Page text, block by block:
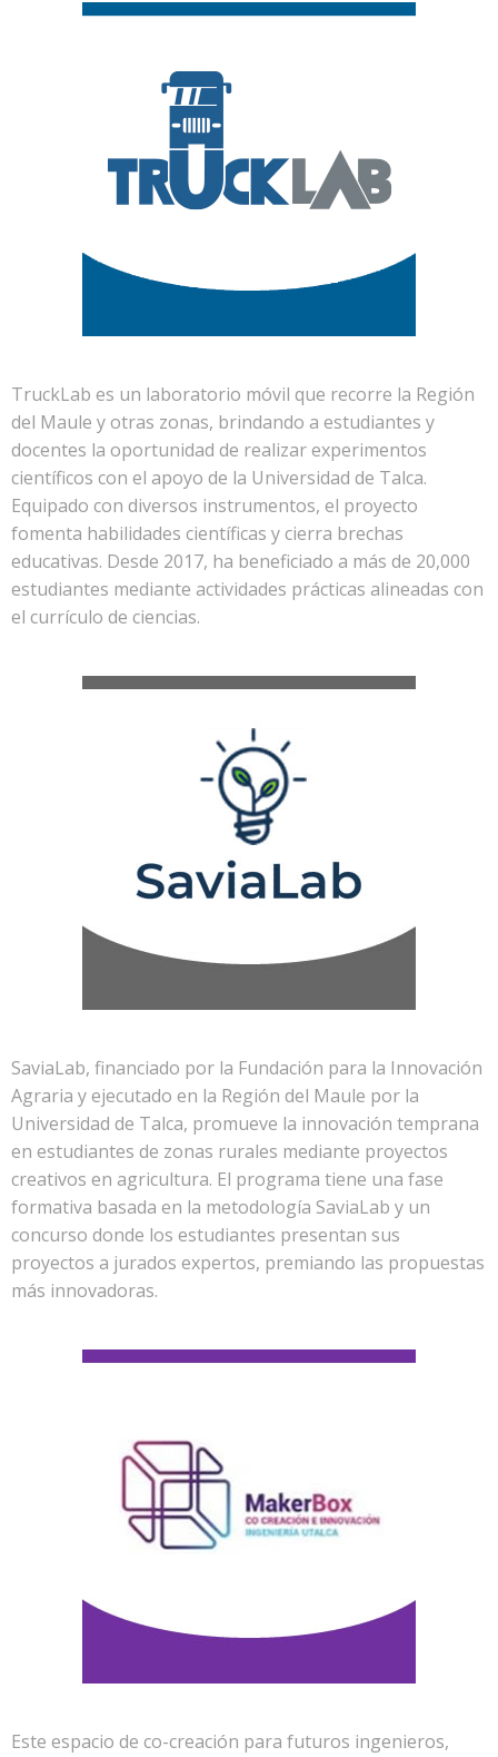
TruckLab es un laboratorio móvil que recorre la Región
del Maule y otras zonas, brindando a estudiantes y
docentes la oportunidad de realizar experimentos
científicos con el apoyo de la Universidad de Talca.
Equipado con diversos instrumentos, el proyecto
fomenta habilidades científicas y cierra brechas
educativas. Desde 2017, ha beneficiado a más de 20,000
estudiantes mediante actividades prácticas alineadas con
el currículo de ciencias.
SaviaLab, financiado por la Fundación para la Innovación
Agraria y ejecutado en la Región del Maule por la
Universidad de Talca, promueve la innovación temprana
en estudiantes de zonas rurales mediante proyectos
creativos en agricultura. El programa tiene una fase
formativa basada en la metodología SaviaLab y un
concurso donde los estudiantes presentan sus
proyectos a jurados expertos, premiando las propuestas
más innovadoras.
Este espacio de co-creación para futuros ingenieros,